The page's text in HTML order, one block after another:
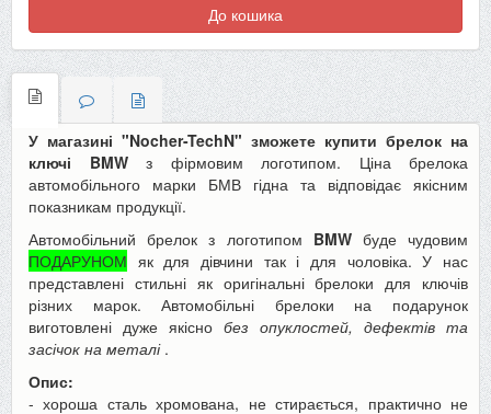
До кошика
У магазині "Nocher-TechN" зможете купити брелок на
ключі BMWз фірмовим логотипом. Ціна брелока
автомобільного марки БМВ гідна та відповідає якісним
показникам продукції.
Автомобільний брелок з логотипом BMWбуде чудовим
ПОДАРУНОМ як для дівчини так і для чоловіка. У нас
представлені стильні як оригінальні брелоки для ключів
різних марок. Автомобільні брелоки на подарунок
виготовлені дуже якісно без опуклостей, дефектів та
засічок на металі.
Опис:
- хороша сталь хромована, не стирається, практично не